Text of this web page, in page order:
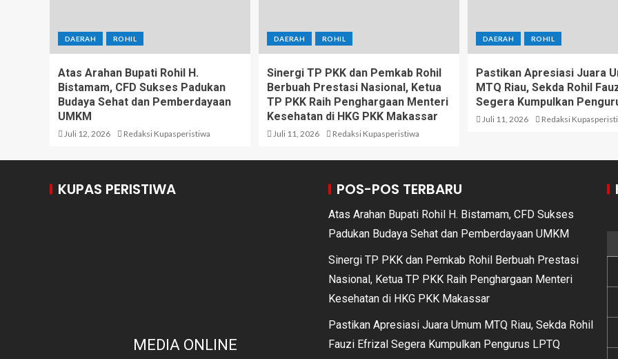
DAERAH ROHIL
Atas Arahan Bupati Rohil H.
Bistamam, CFD Sukses Padukan
Budaya Sehat dan Pemberdayaan
UMKM
Juli 12, 2026 Redaksi Kupasperistiwa
DAERAH ROHIL
Sinergi TP PKK dan Pemkab Rohil
Berbuah Prestasi Nasional, Ketua
TP PKK Raih Penghargaan Menteri
Kesehatan di HKG PKK Makassar
Juli 11, 2026 Redaksi Kupasperistiwa
DAERAH ROHIL
Pastikan Apresiasi Juara
MTQ Riau, Sekda Rohil
Segera Kumpulkan
Juli 11, 2026 Redaksi
KUPAS PERISTIWA
MEDIA ONLINE
POS-POS TERBARU
Atas Arahan Bupati Rohil H. Bistamam, CFD Sukses
Padukan Budaya Sehat dan Pemberdayaan UMKM
Sinergi TP PKK dan Pemkab Rohil Berbuah Prestasi
Nasional, Ketua TP PKK Raih Penghargaan Menteri
Kesehatan di HKG PKK Makassar
Pastikan Apresiasi Juara Umum MTQ Riau, Sekda Rohil
Fauzi Efrizal Segera Kumpulkan Pengurus LPTQ